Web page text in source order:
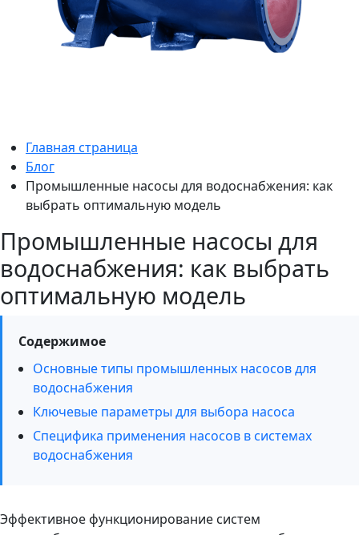
Главная страница
Блог
Промышленные насосы для водоснабжения: как
выбрать оптимальную модель
Промышленные насосы для
водоснабжения: как выбрать
оптимальную модель
Содержимое
Основные типы промышленных насосов для
водоснабжения
Ключевые параметры для выбора насоса
Специфика применения насосов в системах
водоснабжения
Эффективное функционирование систем